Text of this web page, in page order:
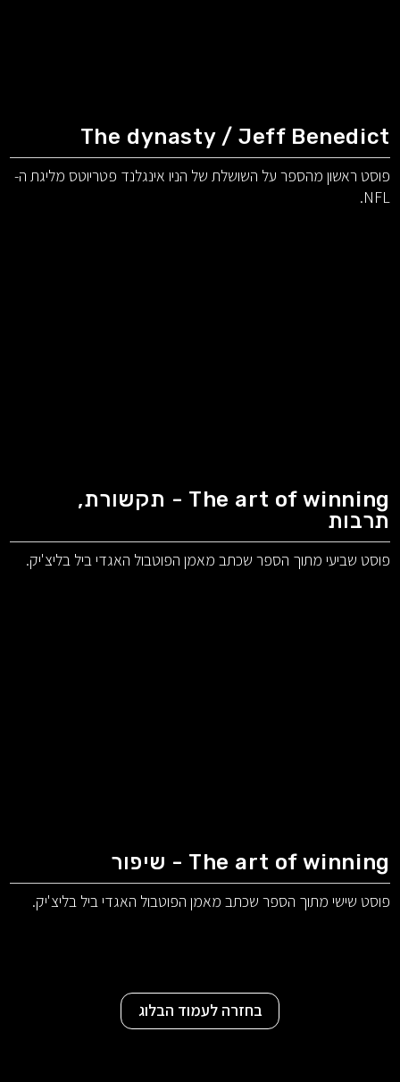
The dynasty / Jeff Benedict
פוסט ראשון מהספר על השושלת של הניו אינגלנד פטריוטס מליגת ה-
NFL.
The art of winning - תקשורת,
תרבות
פוסט שביעי מתוך הספר שכתב מאמן הפוטבול האגדי ביל בליצ'יק.
The art of winning - שיפור
פוסט שישי מתוך הספר שכתב מאמן הפוטבול האגדי ביל בליצ'יק.
בחזרה לעמוד הבלוג